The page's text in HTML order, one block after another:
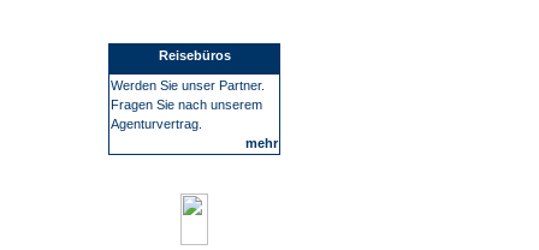
Reisebüros
Werden Sie unser Partner.
Fragen Sie nach unserem
Agenturvertrag.
mehr